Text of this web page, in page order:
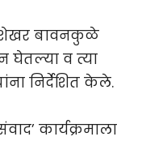
बावनकुळे
घेतल्या व त्या
निर्देशित केले.
द’ कार्यक्रमाला